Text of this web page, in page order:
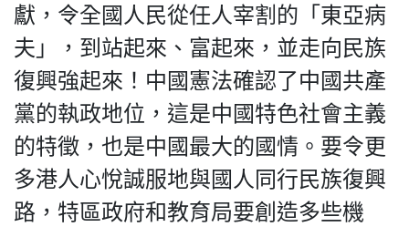
獻，令全國人民從任人宰割的「東亞病
夫」，到站起來、富起來，並走向民族
復興強起來！中國憲法確認了中國共產
黨的執政地位，這是中國特色社會主義
的特徵，也是中國最大的國情。要令更
多港人心悅誠服地與國人同行民族復興
路，特區政府和教育局要創造多些機